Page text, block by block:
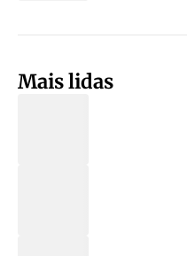
Mais lidas